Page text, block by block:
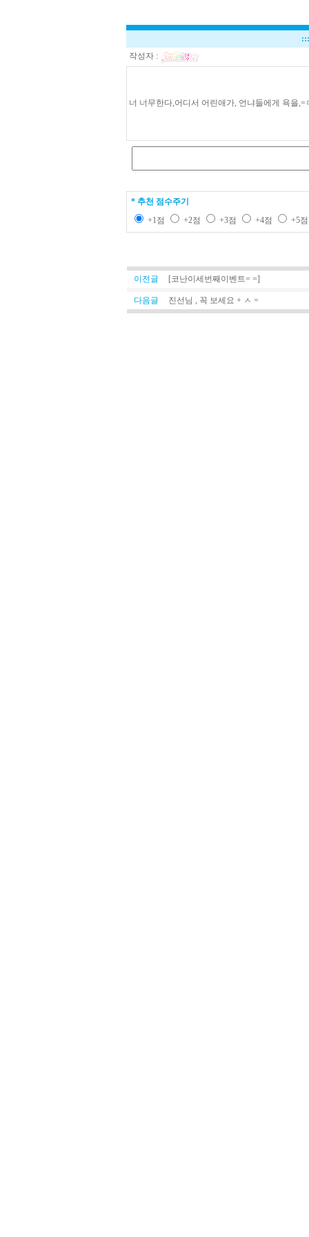
작성자 :
너 너무한다,어디서 어린애가, 언냐들에게 욕을,=
* 추천 점수주기
+1점
+2점 +3점 +4점 +5
이전글 [코난이세번째이벤트= =]
다음글 진선님 , 꼭 보세요 + ㅅ =